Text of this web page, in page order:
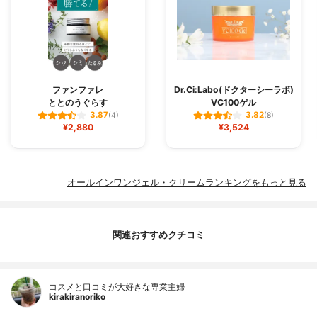
ファンファレ
ととのうぐらす
3.87(4)
¥2,880
Dr.Ci:Labo(ドクターシーラボ)
VC100ゲル
3.82(8)
¥3,524
オールインワンジェル・クリームランキングをもっと見る
関連おすすめクチコミ
コスメと口コミが大好きな専業主婦
kirakiranoriko